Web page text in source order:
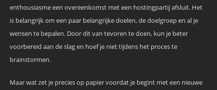
enthousiasme een overeenkomst met een hostingpartij afsluit. Het
is belangrijk om een paar belangrijke doelen, de doelgroep en al je
wensen te bepalen. Door dit van tevoren te doen, kun je beter
voorbereid aan de slag en hoef je niet tijdens het proces te
brainstormen.
Maar wat zet je precies op papier voordat je begint met een nieuwe